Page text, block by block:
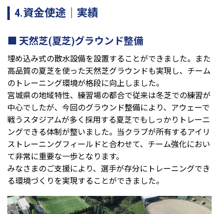
4.資金使途｜実績
天然芝(夏芝)グラウンド整備
埋め込み式の散水設備を設置することができました。また
高品質の夏芝を使った天然芝グラウンドも実現し、チーム
のトレーニング環境が格段に向上しました。
宮城県の地域特性、練習場の都合で従来は冬芝での練習が
中心でしたが、今回のグラウンド整備により、アウェーで
戦うスタジアムが多く採用する夏芝でもしっかりトレーニ
ングできる体制が整いました。当クラブが所有するアイリ
ストレーニングフィールドと合わせて、チーム強化におい
て非常に重要な一歩となります。
みなさまのご支援により、選手が存分にトレーニングでき
る環境づくりを実現することができました。